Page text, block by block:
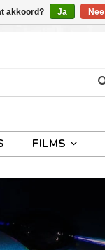
FILMS
akkoord? Ja Nee